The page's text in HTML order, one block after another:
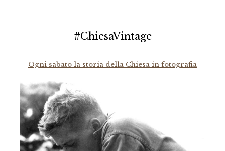
#ChiesaVintage
Ogni sabato la storia della Chiesa in fotografia